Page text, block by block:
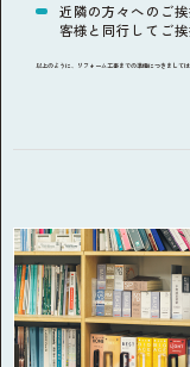
近隣の方々へのご
客様と同行してご挨
以上のように、リフォーム工事までの準備につきまして